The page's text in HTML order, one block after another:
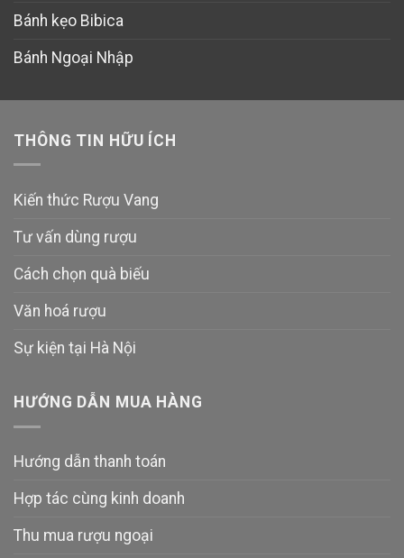
Bánh kẹo Bibica
Bánh Ngoại Nhập
THÔNG TIN HỮU ÍCH
Kiến thức Rượu Vang
Tư vấn dùng rượu
Cách chọn quà biếu
Văn hoá rượu
Sự kiện tại Hà Nội
HƯỚNG DẪN MUA HÀNG
Hướng dẫn thanh toán
Hợp tác cùng kinh doanh
Thu mua rượu ngoại